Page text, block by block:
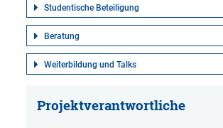
Studentische Beteiligung
Beratung
Weiterbildung und Talks
Projektverantwortliche